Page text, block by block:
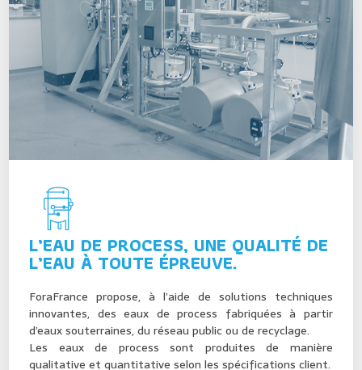
L’EAU DE PROCESS, UNE QUALITÉ DE
L’EAU À TOUTE ÉPREUVE.
ForaFrance propose, à l’aide de solutions techniques
innovantes, des eaux de process fabriquées à partir
d’eaux souterraines, du réseau public ou de recyclage.
Les eaux de process sont produites de manière
qualitative et quantitative selon les spécifications client.